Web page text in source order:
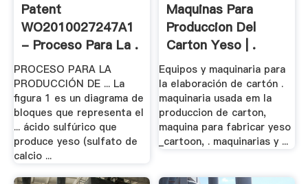
Patent
WO2010027247A1
- Proceso Para La .
PROCESO PARA LA
PRODUCCIÓN DE ... La
figura 1 es un diagrama de
bloques que representa el
... ácido sulfúrico que
produce yeso (sulfato de
calcio ...
Maquinas Para
Produccion Del
Carton Yeso | .
Equipos y maquinaria para
la elaboración de cartón .
maquinaria usada em la
produccion de carton,
maquina para fabricar yeso
_cartoon, . maquinarias y ...